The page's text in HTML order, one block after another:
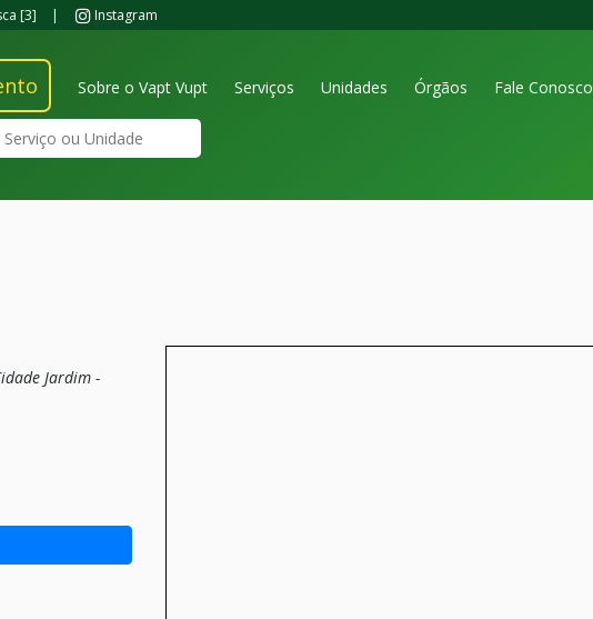
[3] | Instagram
Sobre o Vapt Vupt Serviços Unidades Órgãos
Fale Conosco
Jardim -